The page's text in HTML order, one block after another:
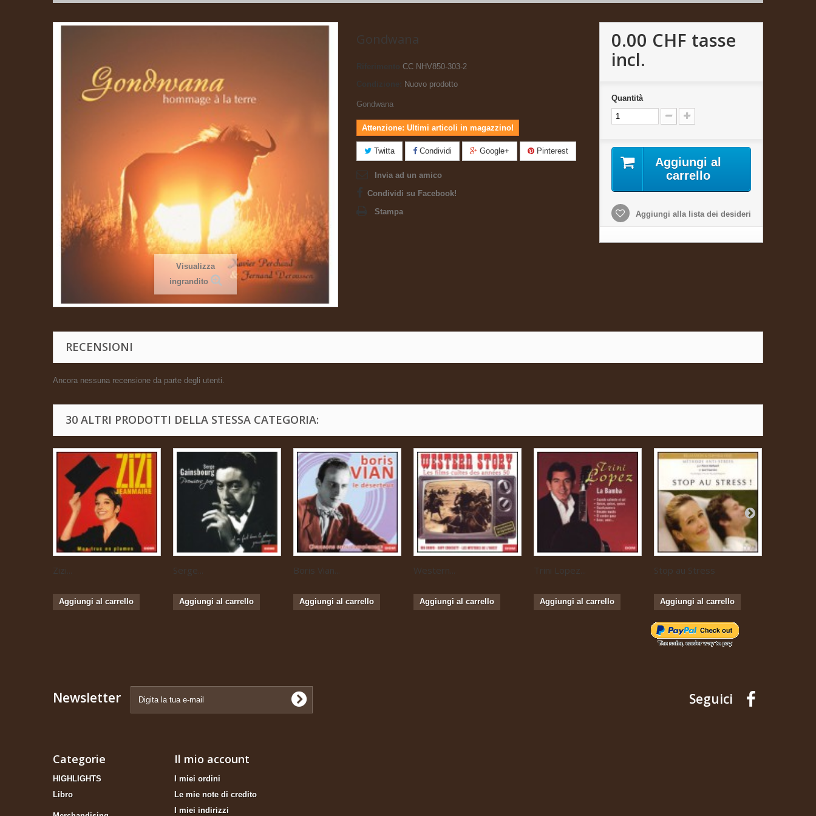
Visualizza
ingrandito
Gondwana
Riferimento
CC NHV850-303-2
Nuovo prodotto
Gondwana
Attenzione: Ultimi articoli in magazzino!
Twitta Condividi Google+ Pinterest
Invia ad un amico
Condividi su Facebook!
Stampa
0.00 CHF tasse
incl.
Quantità
Aggiungi al
carrello
Aggiungi alla lista dei desideri
RECENSIONI
Ancora nessuna recensione da parte degli utenti.
30 ALTRI PRODOTTI DELLA STESSA CATEGORIA:
Zizi...
Aggiungi al carrello
Serge...
Aggiungi al carrello
Boris Vian...
Aggiungi al carrello
Western...
Aggiungi al carrello
Trini Lopez...
Aggiungi al carrello
Stop au Stress
Aggiungi al carrello
Newsletter Seguici
Categorie
HIGHLIGHTS
Libro
Il mio account
I miei ordini
Le mie note di credito
I miei indirizzi